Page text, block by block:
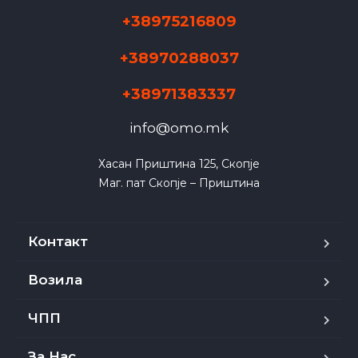
+38975216809
+38970288037
+38971383337
info@omo.mk
Хасан Приштина 125, Скопје
Маг. пат Скопје – Приштина
Контакт
Возила
ЧПП